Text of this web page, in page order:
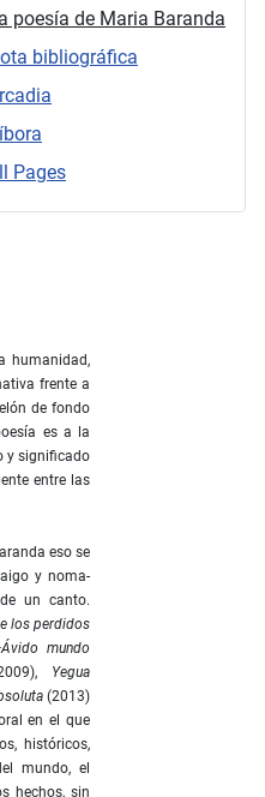
poesía de Maria Baranda
bibliográfica
Pages
humanidad,
frente a
de fondo
es a la
y significado
entre las
eso se
y noma­
un canto.
los perdidos
Ávido mundo
Yegua
(2013)
en el que
históricos,
mundo, el
hechos, sin